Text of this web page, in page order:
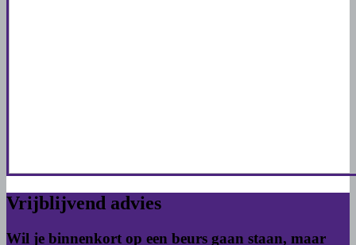
Vrijblijvend advies
Wil je binnenkort op een beurs gaan staan, maar